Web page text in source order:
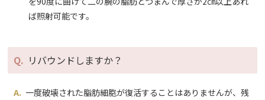
ば照射可能です。
リバウンドしますか？
一度破壊された脂肪細胞が復活することはありませんが、残